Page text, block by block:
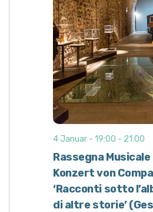
Rassegna
Konzert von
‘Racconti sotto
di altre storie’
4 Januar - 19:00 - 21:00